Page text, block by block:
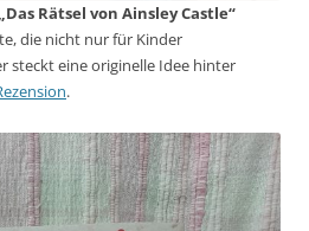
Rätsel von Ainsley Castle“
die nicht nur für Kinder
steckt eine originelle Idee hinter
.